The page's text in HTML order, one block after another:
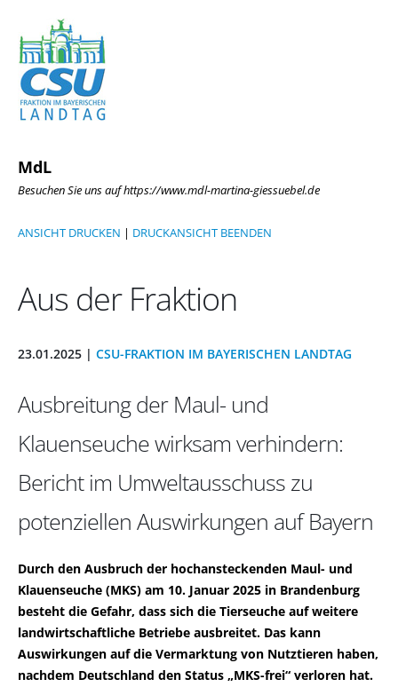
MdL
Besuchen Sie uns auf https://www.mdl-martina-giessuebel.de
ANSICHT DRUCKEN | DRUCKANSICHT BEENDEN
Aus der Fraktion
23.01.2025 | CSU-FRAKTION IM BAYERISCHEN LANDTAG
Ausbreitung der Maul- und
Klauenseuche wirksam verhindern:
Bericht im Umweltausschuss zu
potenziellen Auswirkungen auf Bayern
Durch den Ausbruch der hochansteckenden Maul- und
Klauenseuche (MKS) am 10. Januar 2025 in Brandenburg
besteht die Gefahr, dass sich die Tierseuche auf weitere
landwirtschaftliche Betriebe ausbreitet. Das kann
Auswirkungen auf die Vermarktung von Nutztieren haben,
nachdem Deutschland den Status „MKS-frei“ verloren hat.